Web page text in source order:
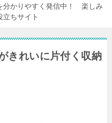
分かりやすく発信中！ 楽しみ
立ちサイト
きれいに片付く収納